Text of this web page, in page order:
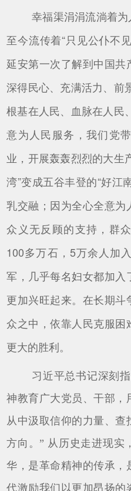
幸福渠涓涓流淌着
至今流传着“只见公仆不
延安第一次了解到中国
深得民心、充满活力、前
根基在人民、血脉在人民
意为人民服务，我们党
业，开展轰轰烈烈的大生
湾”变成五谷丰登的“好江
乳交融；因为全心全意
众义无反顾的支持，群
100多万石，5万余人加
军，几乎每名妇女都加
更加兴旺起来。在长期
众之中，依靠人民克服困
更大的胜利。
习近平总书记深刻
神教育广大党员、干部，
从中汲取信仰的力量、
方向。” 从历史走进现实
华，是革命精神的传承，
代激励我们以更加昂扬的